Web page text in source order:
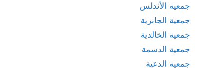
جمعية الأندلس
جمعية الجابرية
جمعية الخالدية
جمعية الدسمة
جمعية الدعية